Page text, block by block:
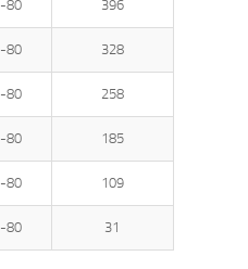
-80 396
-80 328
-80 258
-80 185
-80 109
-80 31